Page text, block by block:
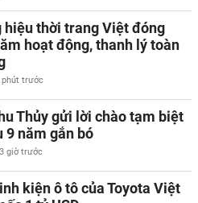
hiệu thời trang Việt đóng
hoạt động, thanh lý toàn
phút trước
Thủy gửi lời chào tạm biệt
9 năm gắn bó
giờ trước
kiện ô tô của Toyota Việt